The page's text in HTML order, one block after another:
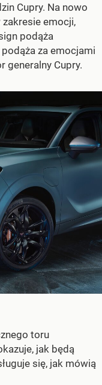
Cupry. Na nowo
emocji,
podąża
za emocjami
generalny Cupry.
toru
jak będą
się, jak mówią